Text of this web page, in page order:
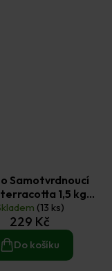
Samotvrdnoucí
1,5 kg
Gédéo(13 ks)
229 Kč
Do košíku